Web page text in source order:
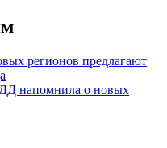
регионов предлагают
напомнила о новых